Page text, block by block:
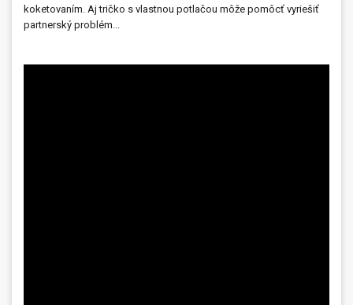
Fotoknihy a fotozošity
koketovaním. Aj tričko s vlastnou potlačou môže pomôcť vyriešiť
partnerský problém...